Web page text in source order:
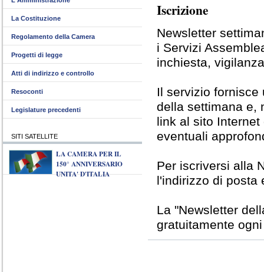
Iscrizione
Newsletter
i Servizi
inchiesta,
Il servizio fornisce
della settimana e,
link al sito
eventuali
Per iscriversi alla
l'indirizzo di posta
La "Newsletter
gratuitamente
La Costituzione
Regolamento della Camera
Progetti di legge
Atti di indirizzo e controllo
Resoconti
Legislature precedenti
SITI SATELLITE
LA CAMERA PER IL
150° ANNIVERSARIO
UNITA' D'ITALIA